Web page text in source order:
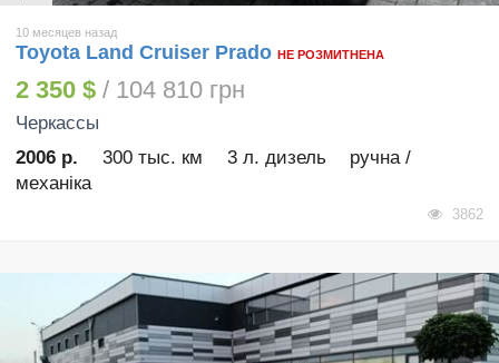
10 месяцев назад
Toyota Land Cruiser Prado НЕ РОЗМИТНЕНА
2 350 $ / 104 810 грн
Черкассы
2006 р.
300 тыс. км 3 л. дизель
ручна /
механіка
3862